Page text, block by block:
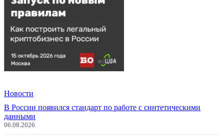
Новости
В России появился стандарт по работе с синтетическими
данными
06.08.2026